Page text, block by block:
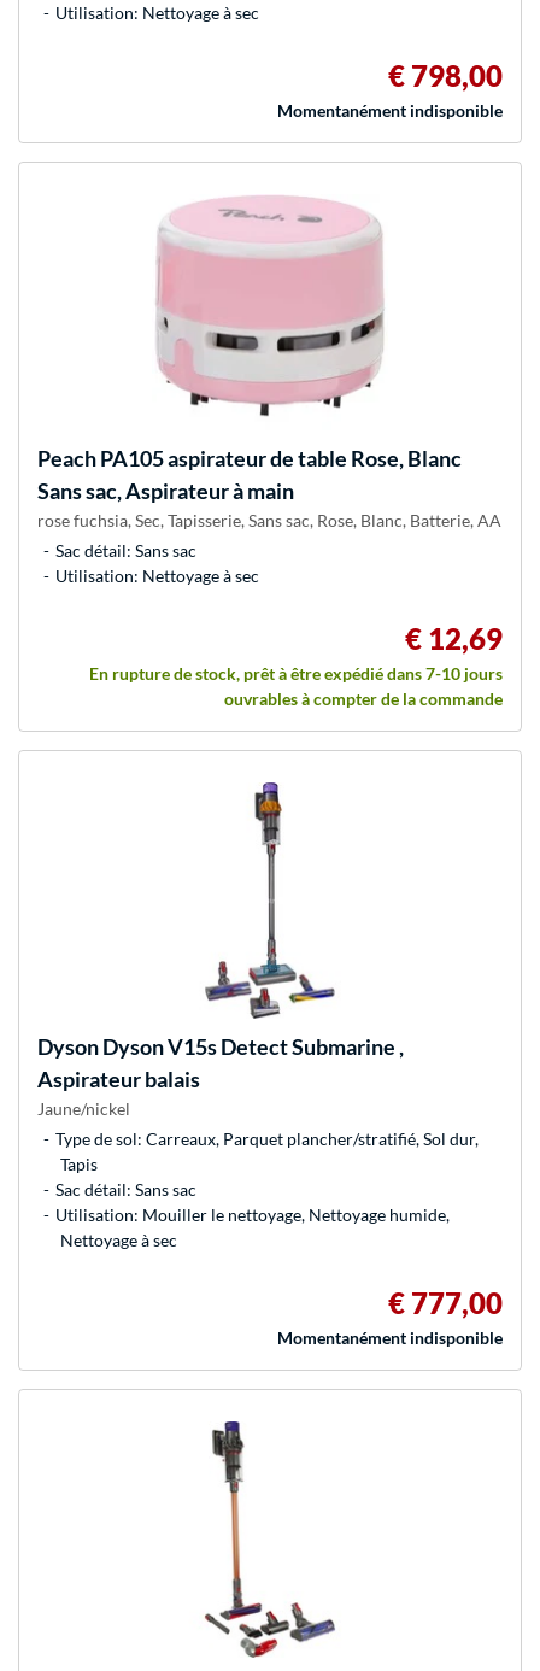
Utilisation: Nettoyage à sec
€ 798,00
Momentanément indisponible
PeachPA105 aspirateur de table Rose, Blanc
Sans sac, Aspirateur à main
rose fuchsia, Sec, Tapisserie, Sans sac, Rose, Blanc, Batterie, AA
Sac détail: Sans sac
Utilisation: Nettoyage à sec
€ 12,69
En rupture de stock, prêt à être expédié dans 7-10 jours
ouvrables à compter de la commande
DysonDyson V15s Detect Submarine ,
Aspirateur balais
Jaune/nickel
Type de sol: Carreaux, Parquet plancher/stratifié, Sol dur,
Tapis
Sac détail: Sans sac
Utilisation: Mouiller le nettoyage, Nettoyage humide,
Nettoyage à sec
€ 777,00
Momentanément indisponible